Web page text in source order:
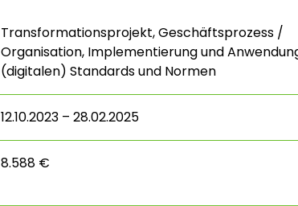
Transformationsprojekt, Geschäftsprozess /
Organisation, Implementierung und
(digitalen) Standards und Normen
12.10.2023 – 28.02.2025
8.588 €